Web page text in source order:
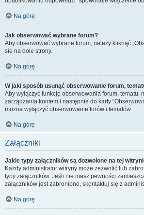
Na górę
Jak obserwować wybrane forum?
Aby obserwować wybrane forum, należy kliknąć
się na dole strony.
Na górę
W jaki sposób usunąć obserwowanie forum,
Aby wyłączyć funkcję obserwowania forum, tematu,
zarządzania kontem i następnie do karty
można wyłączyć obserwowanie forów i tematów.
Na górę
Załączniki
Jakie typy załączników są dozwolone na tej
Każdy administrator witryny może zezwolić lub
typy załączników. Jeśli nie masz pewności
załączników jest zabronione, skontaktuj się z
Na górę